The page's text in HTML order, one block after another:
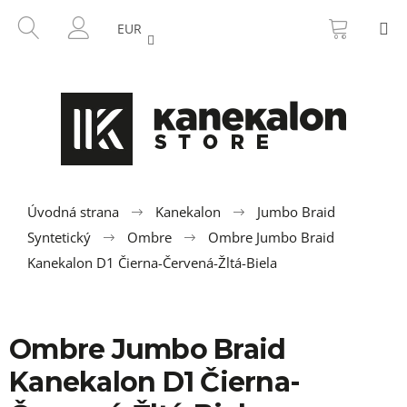
HĽADAŤ
PRIHLÁSENIE
EUR KOŠÍK
Úvodná strana Kanekalon
Jumbo Braid
Syntetický
Ombre
Ombre Jumbo Braid
Kanekalon D1 Čierna-Červená-Žltá-Biela
Ombre Jumbo Braid
Kanekalon D1 Čierna-
SPÄŤ
SPÄŤ
e
b
e
t
e